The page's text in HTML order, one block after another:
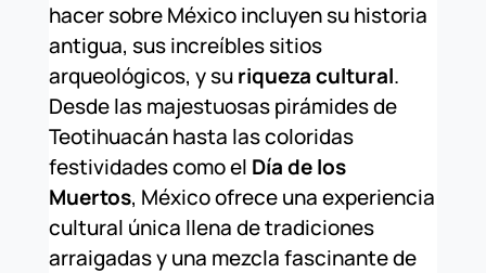
hacer sobre México incluyen su historia
antigua, sus increíbles sitios
arqueológicos, y suriqueza cultural.
Desde las majestuosas pirámides de
Teotihuacán hasta las coloridas
festividades como el Día de los
Muertos, México ofrece una experiencia
cultural única llena de tradiciones
arraigadas y una mezcla fascinante de